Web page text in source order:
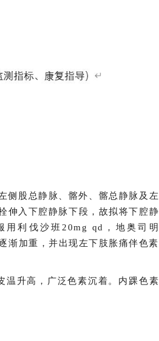
侧股总静脉、髂外、髂总静脉及左
伸入下腔静脉下段，故拟将下腔静
利伐沙班20mg qd，地奥司明
渐加重，并出现左下肢胀痛伴色素
温升高，广泛色素沉着。内踝色素